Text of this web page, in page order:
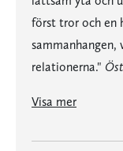
först tror och en
sammanhangen,
relationerna."
Visa mer